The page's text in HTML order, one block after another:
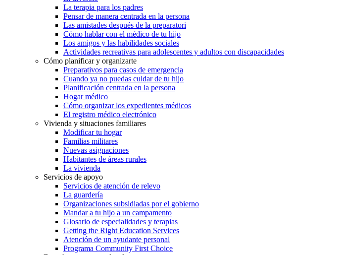
La terapia para los padres
Pensar de manera centrada en la persona
Las amistades después de la preparatori
Cómo hablar con el médico de tu hijo
Los amigos y las habilidades sociales
Actividades recreativas para adolescentes y adultos con discapacidades
Cómo planificar y organizarte
Preparativos para casos de emergencia
Cuando ya no puedas cuidar de tu hijo
Planificación centrada en la persona
Hogar médico
Cómo organizar los expedientes médicos
El registro médico electrónico
Vivienda y situaciones familiares
Modificar tu hogar
Familias militares
Nuevas asignaciones
Habitantes de áreas rurales
La vivienda
Servicios de apoyo
Servicios de atención de relevo
La guardería
Organizaciones subsidiadas por el gobierno
Mandar a tu hijo a un campamento
Glosario de especialidades y terapias
Getting the Right Education Services
Atención de un ayudante personal
Programa Community First Choice